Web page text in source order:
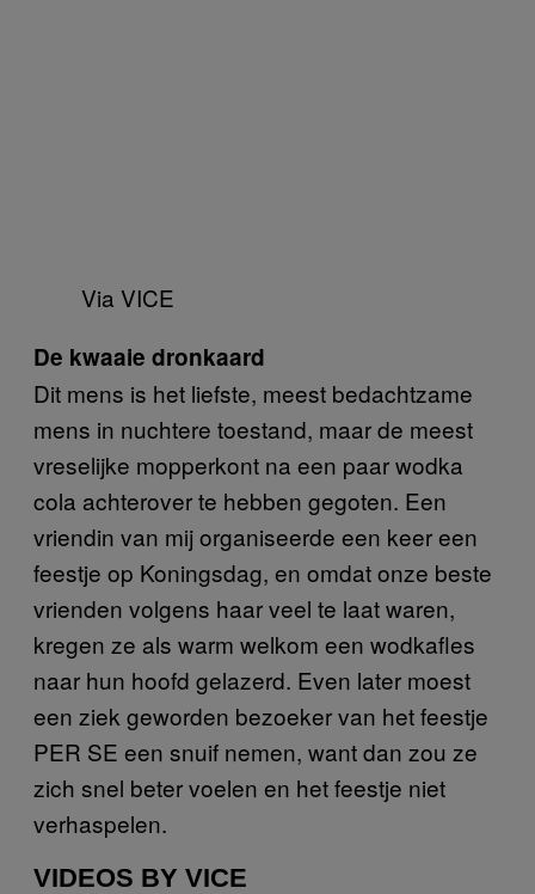
Via VICE
De kwaaie dronkaard
Dit mens is het liefste, meest bedachtzame
mens in nuchtere toestand, maar de meest
vreselijke mopperkont na een paar wodka
cola achterover te hebben gegoten. Een
vriendin van mij organiseerde een keer een
feestje op Koningsdag, en omdat onze beste
vrienden volgens haar veel te laat waren,
kregen ze als warm welkom een wodkafles
naar hun hoofd gelazerd. Even later moest
een ziek geworden bezoeker van het feestje
PER SE een snuif nemen, want dan zou ze
zich snel beter voelen en het feestje niet
verhaspelen.
VIDEOS BY VICE